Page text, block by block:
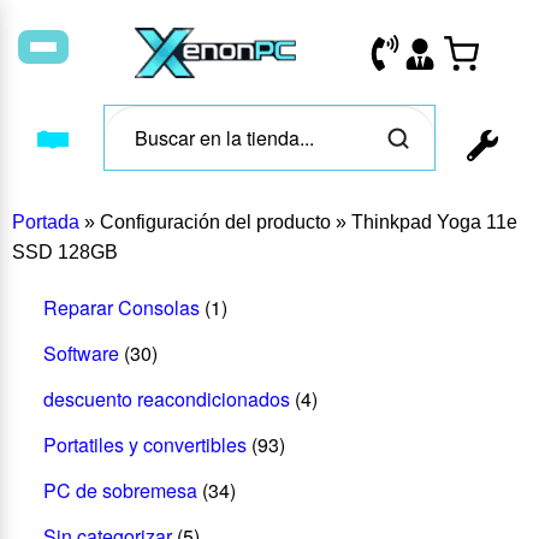
Portada » Configuración del producto » Thinkpad Yoga 11e
SSD 128GB
Reparar Consolas (1)
Software (30)
descuento reacondicionados (4)
Portatiles y convertibles (93)
PC de sobremesa (34)